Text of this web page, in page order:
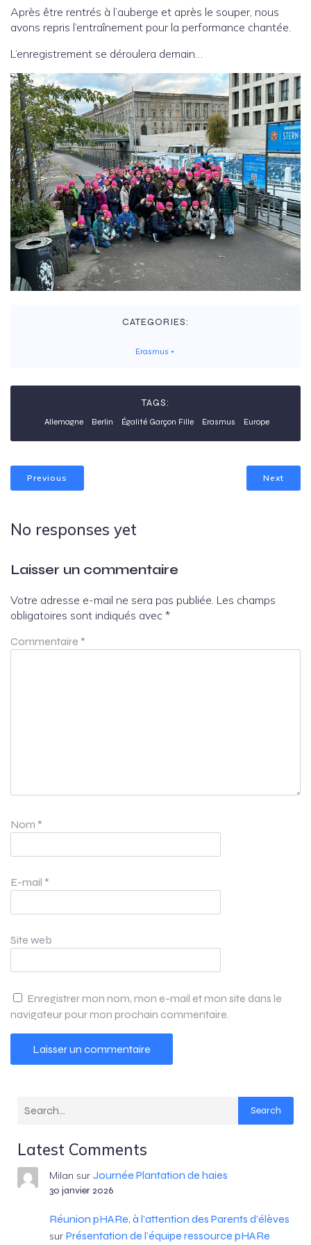
Après être rentrés à l’auberge et après le souper, nous
avons repris l’entraînement pour la performance chantée.
L’enregistrement se déroulera demain…
CATEGORIES:
Erasmus +
TAGS:
Allemagne Berlin Égalité Garçon Fille Erasmus Europe
Previous Next
No responses yet
Laisser un commentaire
Votre adresse e-mail ne sera pas publiée. Les champs
obligatoires sont indiqués avec *
Commentaire *
Nom *
E-mail *
Site web
Enregistrer mon nom, mon e-mail et mon site dans le
navigateur pour mon prochain commentaire.
Search
Latest Comments
Milan sur Journée Plantation de haies
30 janvier 2026
Réunion pHARe, à l’attention des Parents d’élèves
sur Présentation de l’équipe ressource pHARe